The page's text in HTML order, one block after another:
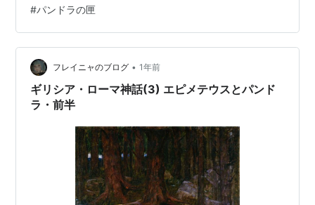
#パンドラの匣
フレイニャのブログ • 1年前
ギリシア・ローマ神話(3) エピメテウスとパンド
ラ・前半